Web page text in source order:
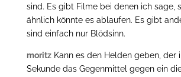
sind. Es gibt Filme bei denen ich sage,
ähnlich könnte es ablaufen. Es gibt
sind einfach nur Blödsinn.
moritzKann es den Helden geben, der
Sekunde das Gegenmittel gegen ein